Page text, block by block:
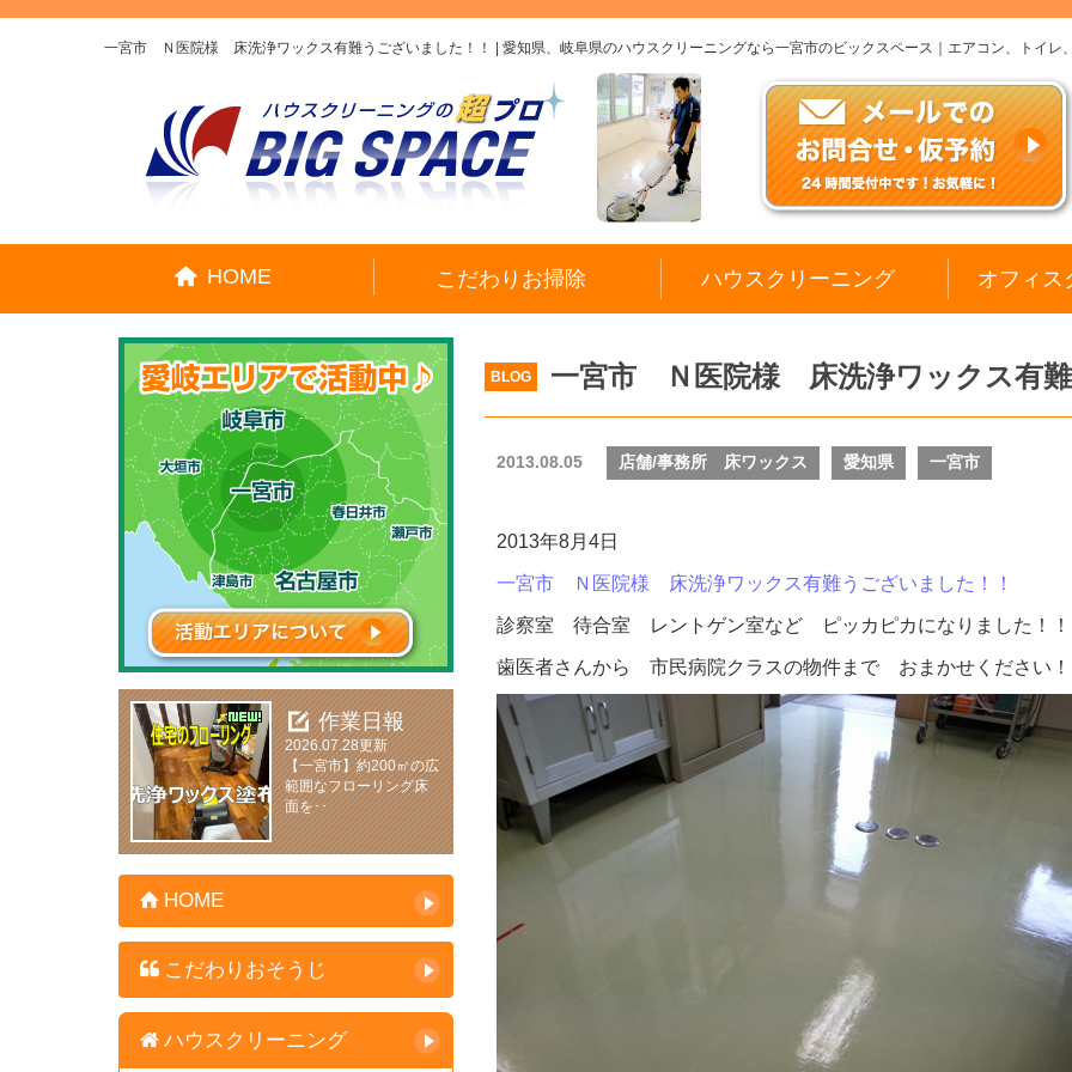
一宮市 Ｎ医院様 床洗浄ワックス有難うございました！！ | 愛知県、岐阜県のハウスクリーニングなら一宮市のビックスペース｜エアコン、トイレ
HOME こだわりお掃除 ハウスクリーニング オフィス
一宮市 Ｎ医院様 床洗浄ワックス有
BLOG
2013.08.05 店舗/事務所 床ワックス 愛知県 一宮市
2013年8月4日
一宮市 Ｎ医院様 床洗浄ワックス有難うございました！！
診察室 待合室 レントゲン室など ピッカピカになりました！！
歯医者さんから 市民病院クラスの物件まで おまかせください
作業日報
2026.07.28更新
【一宮市】約200㎡の広
範囲なフローリング床
面を･･
HOME
こだわりおそうじ
ハウスクリーニング